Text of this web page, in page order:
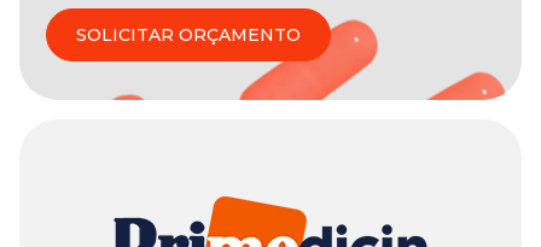
SOLICITAR ORÇAMENTO